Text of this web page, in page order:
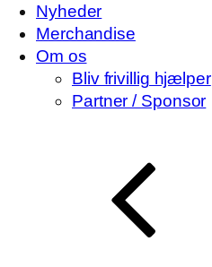
Nyheder
Merchandise
Om os
Bliv frivillig hjælper
Partner / Sponsor